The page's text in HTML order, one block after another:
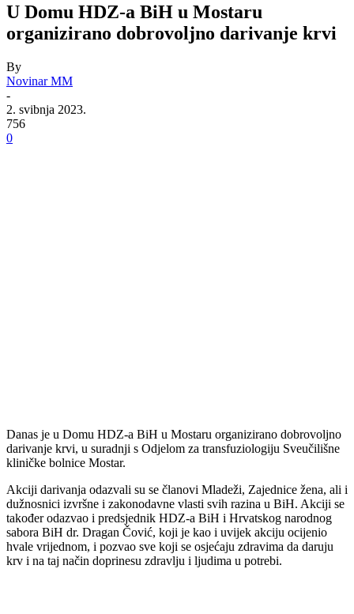
U Domu HDZ-a BiH u Mostaru
organizirano dobrovoljno darivanje krvi
By
Novinar MM
-
2. svibnja 2023.
756
0
Danas je u Domu HDZ-a BiH u Mostaru organizirano dobrovoljno
darivanje krvi, u suradnji s Odjelom za transfuziologiju Sveučilišne
kliničke bolnice Mostar.
Akciji darivanja odazvali su se članovi Mladeži, Zajednice žena, ali i
dužnosnici izvršne i zakonodavne vlasti svih razina u BiH. Akciji se
također odazvao i predsjednik HDZ-a BiH i Hrvatskog narodnog
sabora BiH dr. Dragan Čović, koji je kao i uvijek akciju ocijenio
hvale vrijednom, i pozvao sve koji se osjećaju zdravima da daruju
krv i na taj način doprinesu zdravlju i ljudima u potrebi.